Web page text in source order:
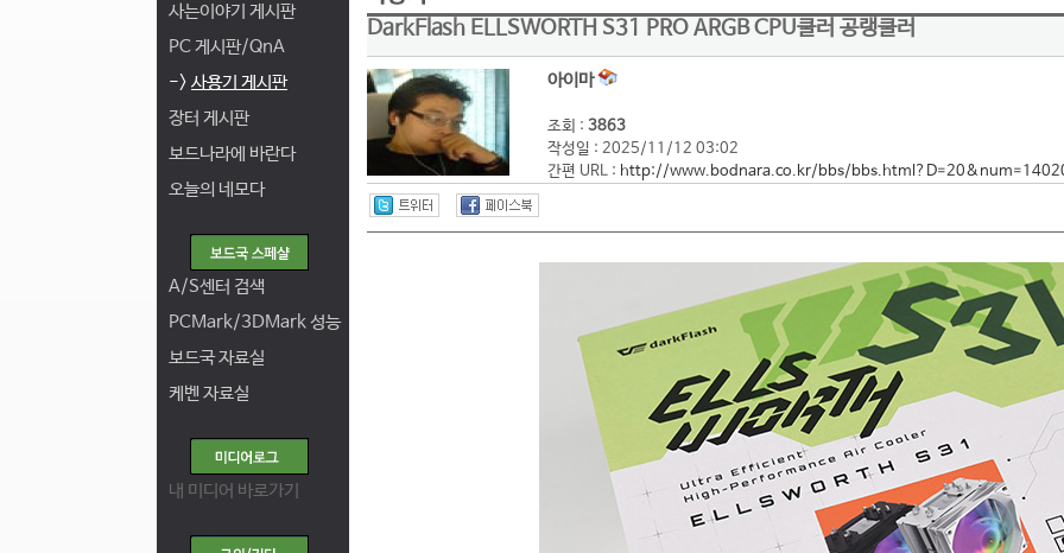
사는이야기 게시판
PC 게시판/QnA
-> 사용기 게시판
장터 게시판
보드나라에 바란다
오늘의 네모다
A/S센터 검색
PCMark/3DMark 성능
보드국 자료실
케벤 자료실
내 미디어 바로가기
DarkFlash ELLSWORTH S31 PRO ARGB CPU쿨러 공랭쿨러
아이마
조회 : 3863
작성일 : 2025/11/12 03:02
간편 URL : http://www.bodnara.co.kr/bbs/